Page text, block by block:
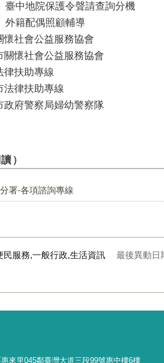
臺中地院保護令聲請查詢分機
外籍配偶照顧輔導
懷社會公益服務協會
關懷社會公益服務協會
律扶助專線
法律扶助專線
政府警察局婦幼警察隊
）
署-各項諮詢專線
民服務,一般行政,生活資訊 最後異動日
來里045鄰臺灣大道三段99號惠中樓6樓